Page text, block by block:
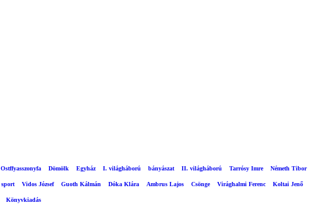
Ostffyasszonyfa Dömölk Egyház I. világháború bányászat II. világháború Tarrósy Imre Németh Tibor
sport Vidos József Guoth Kálmán Dóka Klára Ambrus Lajos Csönge Virághalmi Ferenc Koltai Jenő
Könyvkiadás